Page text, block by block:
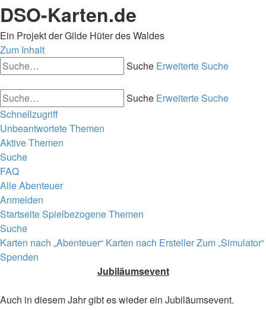
DSO-Karten.de
Ein Projekt der Gilde Hüter des Waldes
Zum Inhalt
Suche Erweiterte Suche
Suche Erweiterte Suche
Schnellzugriff
Unbeantwortete Themen
Aktive Themen
Suche
FAQ
Alle Abenteuer
Anmelden
StartseiteSpielbezogene Themen
Suche
Karten nach „Abenteuer“ Karten nach ErstellerZum „Simulator“
Spenden
Jubiläumsevent
Auch in diesem Jahr gibt es wieder ein Jubiläumsevent.